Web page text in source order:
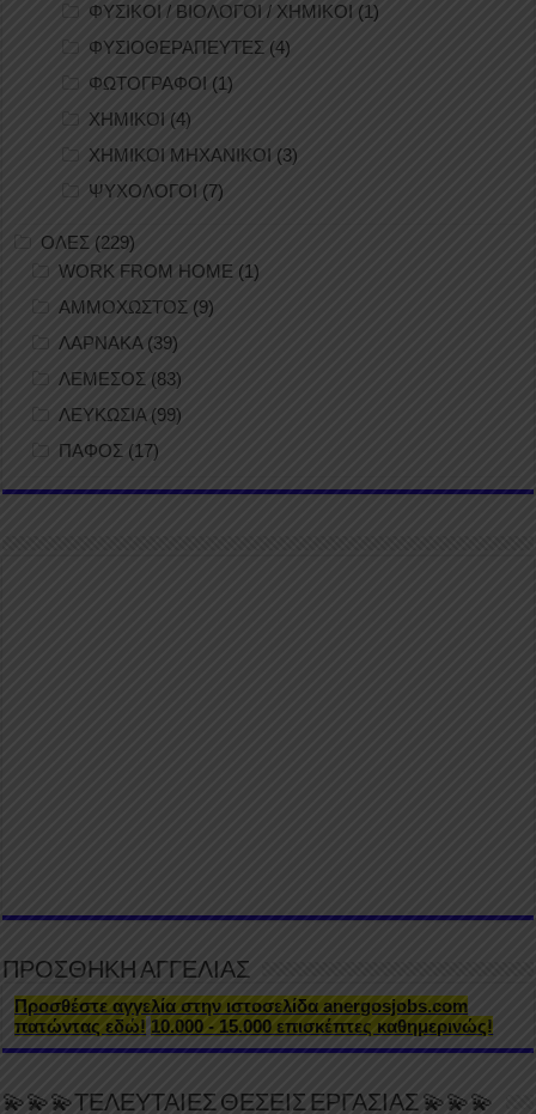
ΦΥΣΙΚΟΙ / ΒΙΟΛΟΓΟΙ / ΧΗΜΙΚΟΙ (1)
ΦΥΣΙΟΘΕΡΑΠΕΥΤΕΣ (4)
ΦΩΤΟΓΡΑΦΟΙ (1)
ΧΗΜΙΚΟΙ (4)
ΧΗΜΙΚΟΙ ΜΗΧΑΝΙΚΟΙ (3)
ΨΥΧΟΛΟΓΟΙ (7)
ΟΛΕΣ (229)
WORK FROM HOME (1)
ΑΜΜΟΧΩΣΤΟΣ (9)
ΛΑΡΝΑΚΑ(39)
ΛΕΜΕΣΟΣ (83)
ΛΕΥΚΩΣΙΑ (99)
ΠΑΦΟΣ (17)
ΠΡΟΣΘΗΚΗ ΑΓΓΕΛΙΑΣ
Προσθέστε αγγελία στην ιστοσελίδα anergosjobs.com
πατώντας εδώ! 10.000 - 15.000 επισκέπτες καθημερινώς!
💫💫💫ΤΕΛΕΥΤΑΙΕΣ ΘΕΣΕΙΣ ΕΡΓΑΣΙΑΣ 💫💫💫